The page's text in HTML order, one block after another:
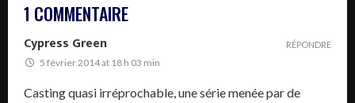
1 COMMENTAIRE
Cypress Green
5 février 2014 at 18 h 03 min
Casting quasi irréprochable, une série menée par de
RÉPONDRE